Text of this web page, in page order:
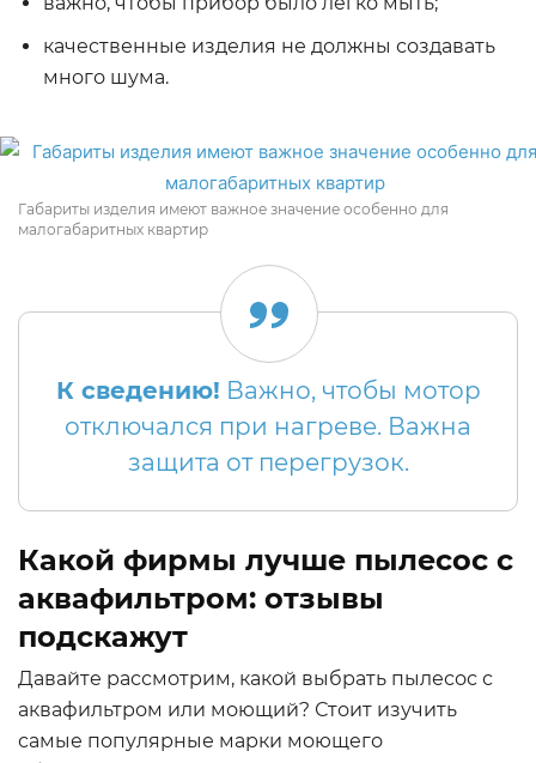
качественные изделия не должны создавать
много шума.
Габариты изделия имеют важное значение особенно для
малогабаритных квартир
К сведению! Важно, чтобы мотор
отключался при нагреве. Важна
защита от перегрузок.
Какой фирмы лучше пылесос с
аквафильтром: отзывы
подскажут
Давайте рассмотрим, какой выбрать пылесос с
аквафильтром или моющий? Стоит изучить
самые популярные марки моющего